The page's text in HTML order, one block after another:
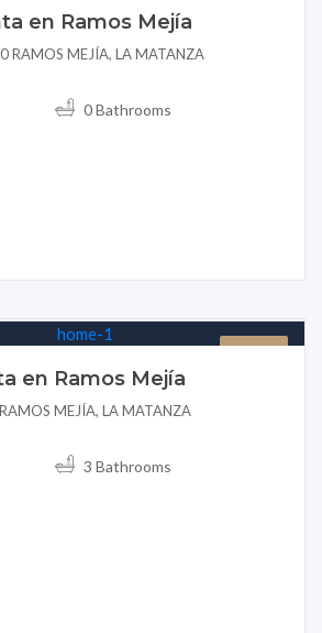
en Ramos Mejía
RAMOS MEJÍA, LA MATANZA
0 Bathrooms
en Ramos Mejía
MEJÍA, LA MATANZA
3 Bathrooms